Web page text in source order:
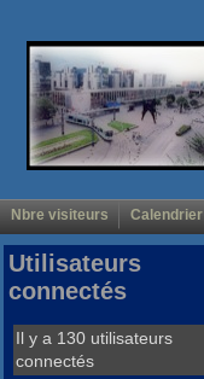
Nbre visiteurs Calendrier
Utilisateurs
connectés
Il y a 130 utilisateurs
connectés